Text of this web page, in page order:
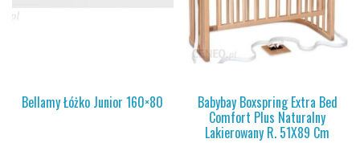
Bellamy Łóżko Junior 160×80 Babybay Boxspring Extra Bed
Comfort Plus Naturalny
Lakierowany R. 51X89 Cm